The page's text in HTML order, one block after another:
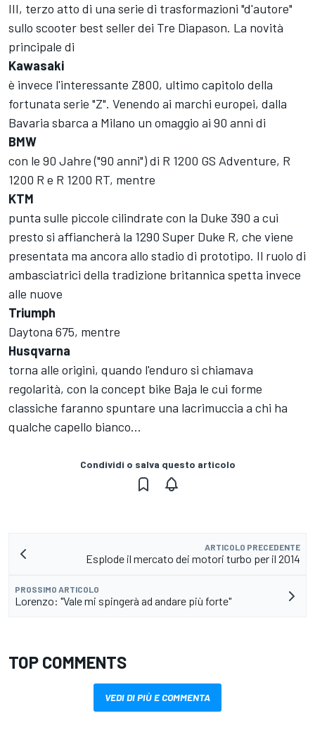
III, terzo atto di una serie di trasformazioni "d'autore"
sullo scooter best seller dei Tre Diapason. La novità
principale di
Kawasaki
è invece l'interessante Z800, ultimo capitolo della
fortunata serie "Z". Venendo ai marchi europei, dalla
Bavaria sbarca a Milano un omaggio ai 90 anni di
BMW
con le 90 Jahre ("90 anni") di R 1200 GS Adventure, R
1200 R e R 1200 RT, mentre
KTM
punta sulle piccole cilindrate con la Duke 390 a cui
presto si affiancherà la 1290 Super Duke R, che viene
presentata ma ancora allo stadio di prototipo. Il ruolo di
ambasciatrici della tradizione britannica spetta invece
alle nuove
Triumph
Daytona 675, mentre
Husqvarna
torna alle origini, quando l'enduro si chiamava
regolarità, con la concept bike Baja le cui forme
classiche faranno spuntare una lacrimuccia a chi ha
qualche capello bianco...
Condividi o salva questo articolo
ARTICOLO PRECEDENTE
Esplode il mercato dei motori turbo per il 2014
PROSSIMO ARTICOLO
Lorenzo: "Vale mi spingerà ad andare più forte"
TOP COMMENTS
VEDI DI PIÙ E COMMENTA